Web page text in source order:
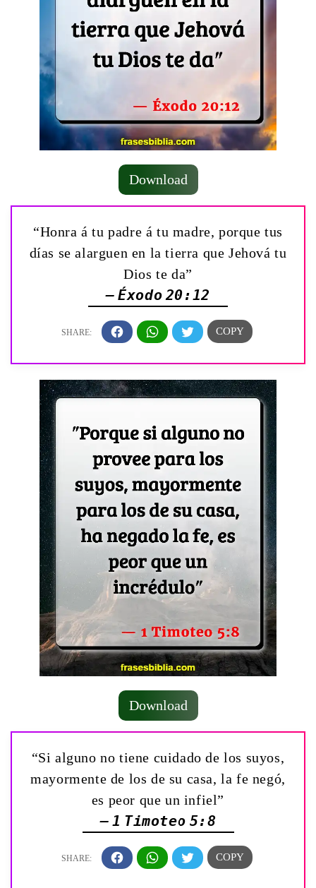
Download
“Honra á tu padre á tu madre, porque tus
días se alarguen en la tierra que Jehová tu
Dios te da”
— Éxodo 20:12
Download
“Si alguno no tiene cuidado de los suyos,
mayormente de los de su casa, la fe negó,
es peor que un infiel”
— 1 Timoteo 5:8